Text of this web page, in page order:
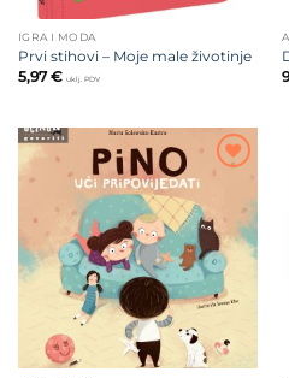
IGRA I MODA
Prvi stihovi – Moje male životinje
5,97€ uklj. PDV
Dodajte